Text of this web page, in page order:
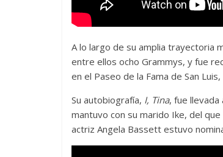
A lo largo de su amplia trayectoria
entre ellos ocho Grammys, y fue
en el Paseo de la Fama de San
Su autobiografía, I, Tina, fue llevada
mantuvo con su marido Ike, del
actriz Angela Bassett estuvo